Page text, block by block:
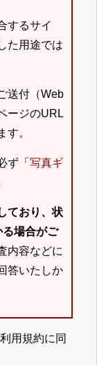
するサイ
た用途では
送付（Web
ージのURL
す。
ず「 写真ギ
ており、状
場合がご
内容などに
答いたしか
用規約に同